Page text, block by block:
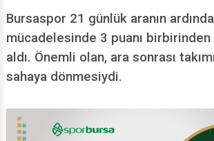
Bursaspor 21 günlük aranın
mücadelesinde 3 puanı
aldı. Önemli olan, ara sonrası
sahaya dönmesiydi.